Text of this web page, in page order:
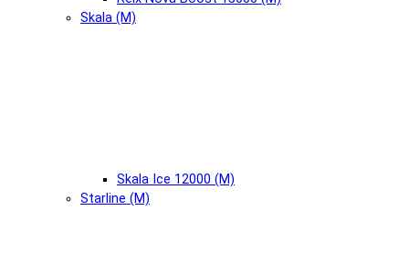
Skala (М)
Skala Ice 12000 (М)
Starline (М)